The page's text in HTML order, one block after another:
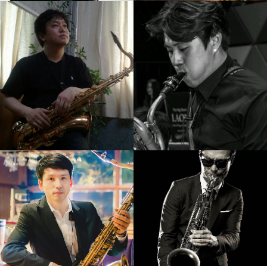
김성길
강의보기
석성노
강의보기
김재준 서현진